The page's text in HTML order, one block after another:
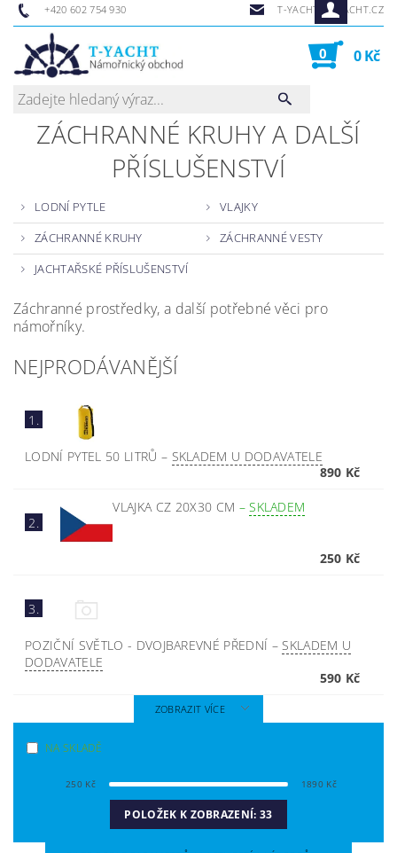
+420 602 754 930 T-YACHT@T-YACHT.CZ
0 0 Kč
ZÁCHRANNÉ KRUHY A DALŠÍ
PŘÍSLUŠENSTVÍ
LODNÍ PYTLE
VLAJKY
ZÁCHRANNÉ KRUHY
ZÁCHRANNÉ VESTY
JACHTAŘSKÉ PŘÍSLUŠENSTVÍ
Záchranné prostředky, a další potřebné věci pro
námořníky.
NEJPRODÁVANĚJŠÍ
1.
LODNÍ PYTEL 50 LITRŮ – SKLADEM U DODAVATELE
890 Kč
2.
VLAJKA CZ 20X30 CM –SKLADEM
250 Kč
3.
POZIČNÍ SVĚTLO - DVOJBAREVNÉ PŘEDNÍ –SKLADEM U
DODAVATELE
590 Kč
ZOBRAZIT VÍCE
NA SKLADĚ
250 Kč 1890 Kč
POLOŽEK K ZOBRAZENÍ:33